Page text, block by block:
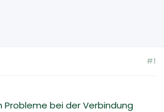
#1
bei der Verbindung